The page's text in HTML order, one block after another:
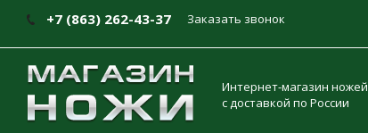
+7 (863) 262-43-37 Заказать звонок
Интернет-магазин ножей
с доставкой по России